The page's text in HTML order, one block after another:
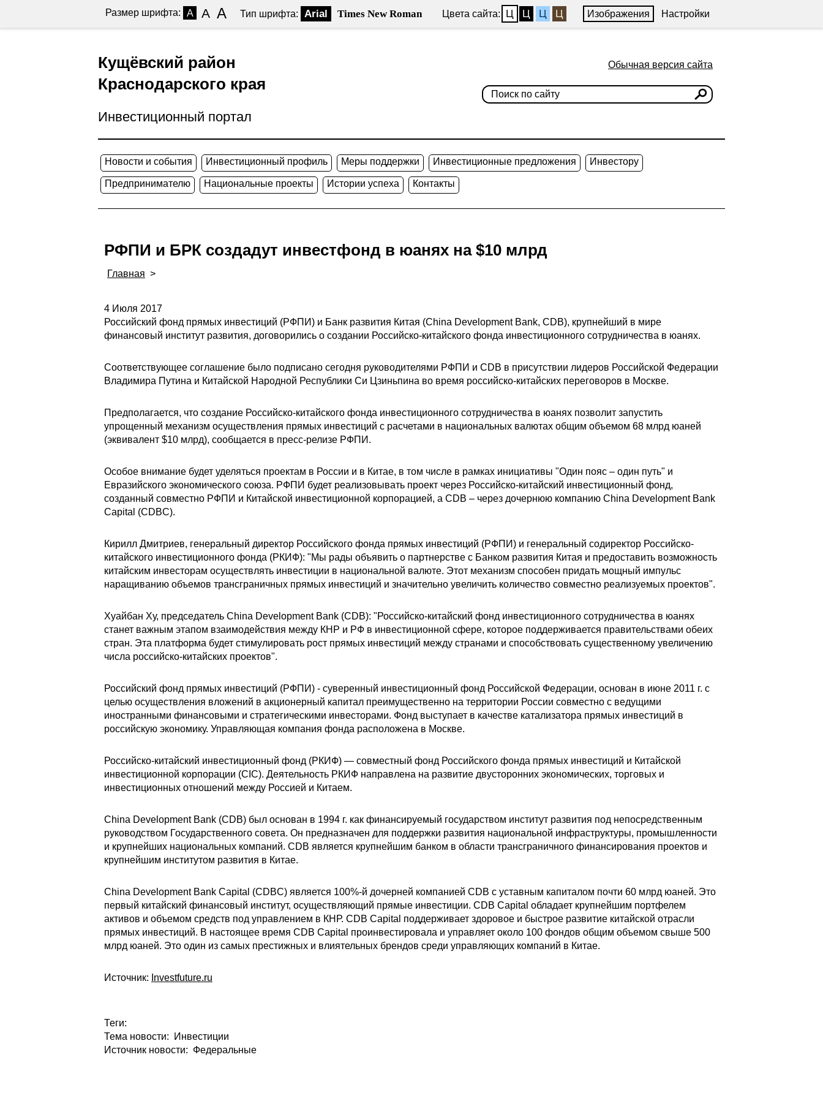
Размер шрифта: A A A Тип шрифта: Arial Times New Roman Цвета сайта: Ц Ц Ц Ц Изображения Настройки
Кущёвский район
Краснодарского края
Инвестиционный портал
Обычная версия сайта
Новости и события Инвестиционный профиль Меры поддержки Инвестиционные предложения Инвестору
Предпринимателю Национальные проекты Истории успеха Контакты
РФПИ и БРК создадут инвестфонд в юанях на $10 млрд
Главная >
4 Июля 2017
Российский фонд прямых инвестиций (РФПИ) и Банк развития Китая (China Development Bank, CDB), крупнейший в мире
финансовый институт развития, договорились о создании Российско-китайского фонда инвестиционного сотрудничества в юанях.
Соответствующее соглашение было подписано сегодня руководителями РФПИ и CDB в присутствии лидеров Российской Федерации
Владимира Путина и Китайской Народной Республики Си Цзиньпина во время российско-китайских переговоров в Москве.
Предполагается, что создание Российско-китайского фонда инвестиционного сотрудничества в юанях позволит запустить
упрощенный механизм осуществления прямых инвестиций с расчетами в национальных валютах общим объемом 68 млрд юаней
(эквивалент $10 млрд), сообщается в пресс-релизе РФПИ.
Особое внимание будет уделяться проектам в России и в Китае, в том числе в рамках инициативы "Один пояс – один путь" и
Евразийского экономического союза. РФПИ будет реализовывать проект через Российско-китайский инвестиционный фонд,
созданный совместно РФПИ и Китайской инвестиционной корпорацией, а CDB – через дочернюю компанию China Development Bank
Capital (CDBC).
Кирилл Дмитриев, генеральный директор Российского фонда прямых инвестиций (РФПИ) и генеральный содиректор Российско-
китайского инвестиционного фонда (РКИФ): "Мы рады объявить о партнерстве с Банком развития Китая и предоставить возможность
китайским инвесторам осуществлять инвестиции в национальной валюте. Этот механизм способен придать мощный импульс
наращиванию объемов трансграничных прямых инвестиций и значительно увеличить количество совместно реализуемых проектов".
Хуайбан Ху, председатель China Development Bank (CDB): "Российско-китайский фонд инвестиционного сотрудничества в юанях
станет важным этапом взаимодействия между КНР и РФ в инвестиционной сфере, которое поддерживается правительствами обеих
стран. Эта платформа будет стимулировать рост прямых инвестиций между странами и способствовать существенному увеличению
числа российско-китайских проектов".
Российский фонд прямых инвестиций (РФПИ) - суверенный инвестиционный фонд Российской Федерации, основан в июне 2011 г. с
целью осуществления вложений в акционерный капитал преимущественно на территории России совместно с ведущими
иностранными финансовыми и стратегическими инвесторами. Фонд выступает в качестве катализатора прямых инвестиций в
российскую экономику. Управляющая компания фонда расположена в Москве.
Российско-китайский инвестиционный фонд (РКИФ) — совместный фонд Российского фонда прямых инвестиций и Китайской
инвестиционной корпорации (CIC). Деятельность РКИФ направлена на развитие двусторонних экономических, торговых и
инвестиционных отношений между Россией и Китаем.
China Development Bank (CDB) был основан в 1994 г. как финансируемый государством институт развития под непосредственным
руководством Государственного совета. Он предназначен для поддержки развития национальной инфраструктуры, промышленности
и крупнейших национальных компаний. CDB является крупнейшим банком в области трансграничного финансирования проектов и
крупнейшим институтом развития в Китае.
China Development Bank Capital (CDBC) является 100%-й дочерней компанией CDB с уставным капиталом почти 60 млрд юаней. Это
первый китайский финансовый институт, осуществляющий прямые инвестиции. CDB Capital обладает крупнейшим портфелем
активов и объемом средств под управлением в КНР. CDB Capital поддерживает здоровое и быстрое развитие китайской отрасли
прямых инвестиций. В настоящее время CDB Capital проинвестировала и управляет около 100 фондов общим объемом свыше 500
млрд юаней. Это один из самых престижных и влиятельных брендов среди управляющих компаний в Китае.
Источник: Investfuture.ru
Теги:
Тема новости: Инвестиции
Источник новости: Федеральные